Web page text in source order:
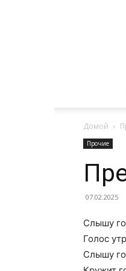
Домой
Прочие
07.02.2025
Слышу
Голос
Слышу